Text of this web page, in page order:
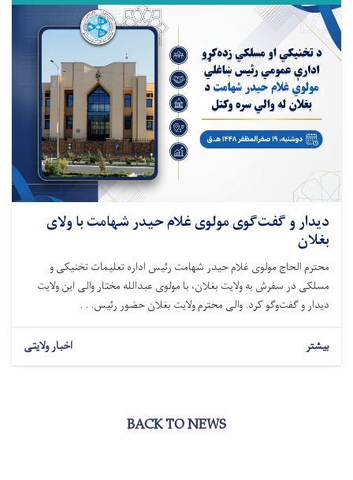
دیدار و گفت‌گوی مولوی غلام حیدر شهامت با ولای
بغلان
محترم الحاج مولوی غلام حیدر شهامت رئیس اداره تعلیمات تخنیکی و
مسلکی در سفرش به ولایت بغلان، با مولوی عبدالله مختار والی این ولایت
دیدار و گفت‌وگو کرد. والی محترم ولایت بغلان حضور رئیس. . .
بیشتر اخبار ولایتی
BACK TO NEWS